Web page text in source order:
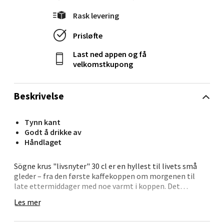
Beskrivelse
Tynn kant
Godt å drikke av
Håndlaget
Sögne krus "livsnyter" 30 cl er en hyllest til livets små
gleder – fra den første kaffekoppen om morgenen til
late ettermiddager med noe varmt i koppen. Det
"livsnyter" i sort, og gir et personlig og avslappet
Les mer
Rask levering
Prisløfte
Last ned appen og få
velkomstkupong
Molde - Moldetorget
Åpent i dag 10-20
Narvik - Thon Senter
Malmporten
Bolagsgata 1, 8514 Narvik
Åpent i dag 10-20